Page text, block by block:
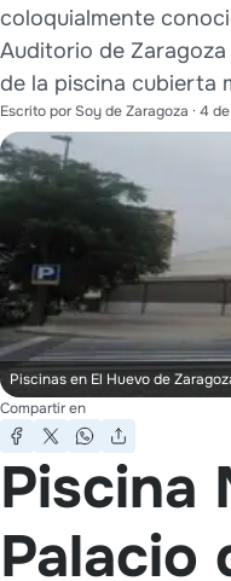
coloquialmente
Auditorio de
de la piscina cubierta
Escrito porSoy de Zaragoza · 4
Piscinas en El Huevo de
Compartir en
Piscina
Palacio